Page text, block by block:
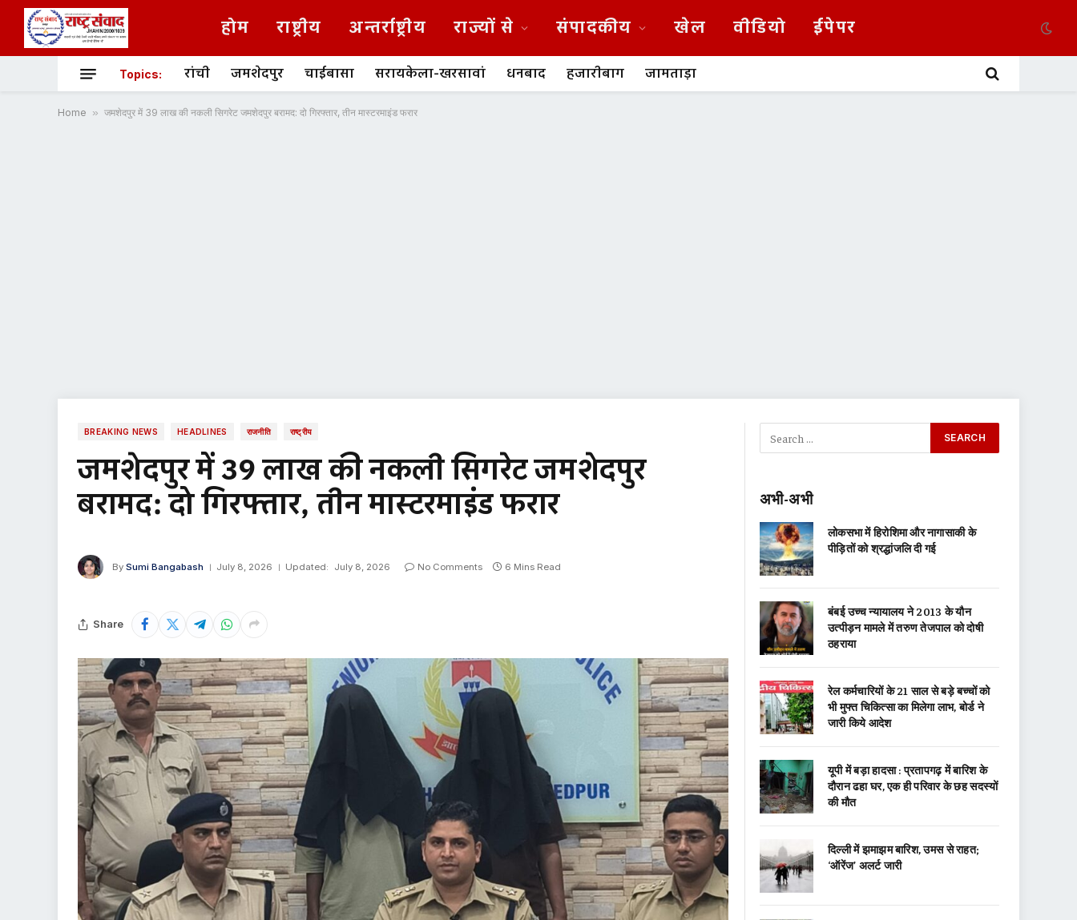
होम राष्ट्रीय अन्तर्राष्ट्रीय राज्यों से संपादकीय खेल वीडियो ईपेपर
Topics: रांची जमशेदपुर चाईबासा सरायकेला-खरसावां धनबाद हजारीबाग जामताड़ा
Home » जमशेदपुर में 39 लाख की नकली सिगरेट जमशेदपुर बरामद: दो गिरफ्तार, तीन मास्टरमाइंड फरार
BREAKING NEWS HEADLINES राजनीति राष्ट्रीय
जमशेदपुर में 39 लाख की नकली सिगरेट जमशेदपुर
बरामद: दो गिरफ्तार, तीन मास्टरमाइंड फरार
By Sumi Bangabash July 8, 2026 Updated: July 8, 2026 No Comments 6 Mins Read
Share
अभी-अभी
लोकसभा में हिरोशिमा और नागासाकी के
पीड़ितों को श्रद्धांजलि दी गई
बंबई उच्च न्यायालय ने 2013 के यौन
उत्पीड़न मामले में तरुण तेजपाल को दोषी
ठहराया
रेल कर्मचारियों के 21 साल से बड़े बच्चों को
भी मुफ्त चिकित्सा का मिलेगा लाभ, बोर्ड ने
जारी किये आदेश
यूपी में बड़ा हादसा : प्रतापगढ़ में बारिश के
दौरान ढहा घर, एक ही परिवार के छह सदस्यों
की मौत
दिल्ली में झमाझम बारिश, उमस से राहत;
‘ऑरेंज’ अलर्ट जारी